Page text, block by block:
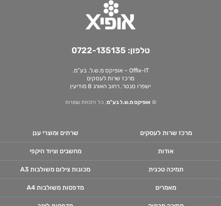
טלפון: 0722-135135
Offix-IT – אופיקס מ.ש.ל. בע”מ.
מרכז שרות לעסקים
ישפרו סנטר, רחוב האורג 8 מודיעין
© אופיקס מ.ש.ל בע"מ, כל הזכויות שמורות
מרכז שרות לעסקים
אודות
תמיכה טכנית
מאמרים
שרתים ומוצרי ענן
מחשבים וציוד היקפי
מכונות צילום משולבות A3
מדפסות משולבות A4